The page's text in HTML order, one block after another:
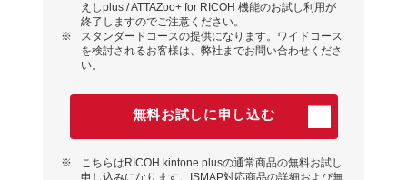
えしplus / ATTAZoo+ for RICOH 機能のお試し利⽤が
終了しますのでご注意ください。
※
スタンダードコースの提供になります。ワイドコース
を検討されるお客様は、弊社までお問い合わせくださ
い。
無料お試しに申し込む
※
こちらはRICOH kintone plusの通常商品の無料お試し
申し込みになります。ISMAP対応商品の詳細および無